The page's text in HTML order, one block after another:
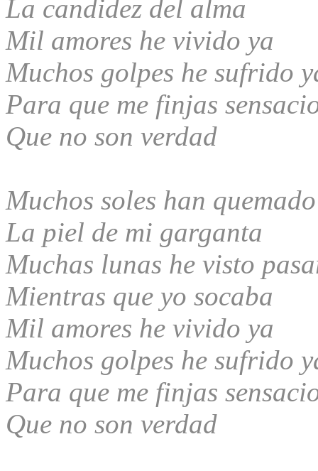
La candidez del alma
Mil amores he vivido ya
Muchos golpes he sufrido
Para que me finjas
Que no son verdad
Muchos soles han
La piel de mi garganta
Muchas lunas he visto
Mientras que yo soсaba
Mil amores he vivido ya
Muchos golpes he sufrido
Para que me finjas
Que no son verdad